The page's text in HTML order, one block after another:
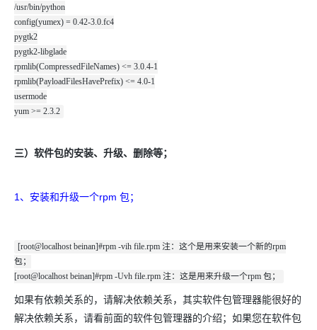
/usr/bin/python
config(yumex) = 0.42-3.0.fc4
pygtk2
pygtk2-libglade
rpmlib(CompressedFileNames) <= 3.0.4-1
rpmlib(PayloadFilesHavePrefix) <= 4.0-1
usermode
yum >= 2.3.2
三）软件包的安装、升级、删除等；
1、安装和升级一个rpm 包；
[root@localhost beinan]#rpm -vih file.rpm 注：这个是用来安装一个新的rpm
包；
[root@localhost beinan]#rpm -Uvh file.rpm 注：这是用来升级一个rpm 包；
如果有依赖关系的，请解决依赖关系，其实软件包管理器能很好的
解决依赖关系，请看前面的软件包管理器的介绍；如果您在软件包